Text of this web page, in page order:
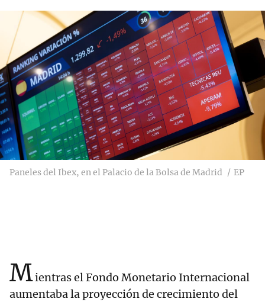
Paneles del Ibex, en el Palacio de la Bolsa de Madrid EP
Mientras el Fondo Monetario Internacional
aumentaba la proyección de crecimiento del